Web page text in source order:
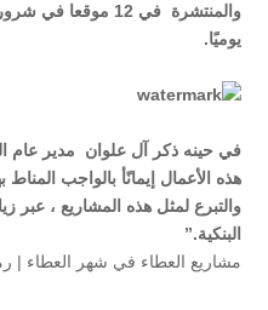
يوميًا.
في حينه ذكر آل علوان مدير عام
هذه الأعمال إيمانًأ بالواجب
والتبرع لمثل هذه المشاريع ، عبر
البنكية.”
مشاريع العطاء في شهر العطاء | رمضان